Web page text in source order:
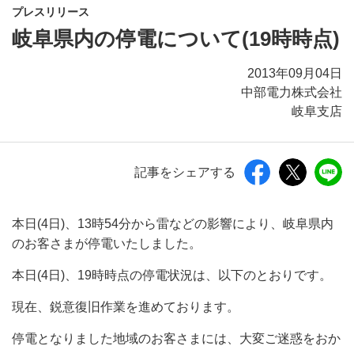
プレスリリース
岐阜県内の停電について(19時時点)
2013年09月04日
中部電力株式会社
岐阜支店
記事をシェアする
本日(4日)、13時54分から雷などの影響により、岐阜県内
のお客さまが停電いたしました。
本日(4日)、19時時点の停電状況は、以下のとおりです。
現在、鋭意復旧作業を進めております。
停電となりました地域のお客さまには、大変ご迷惑をおか